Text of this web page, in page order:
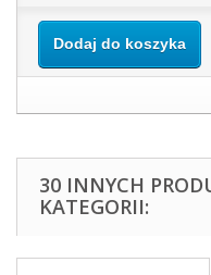
Dodaj do koszyka
30 INNYCH
KATEGORII: